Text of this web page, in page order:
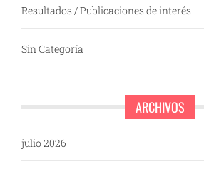
Resultados / Publicaciones de interés
Sin Categoría
ARCHIVOS
julio 2026